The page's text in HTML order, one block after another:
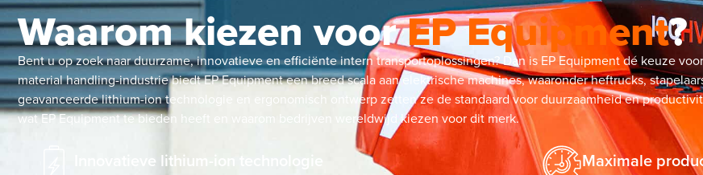
Waarom kiezen voorEP Equipment?
Bent u op zoek naar duurzame, innovatieve en efficiënte intern transportoplossingen? Dan is EP Equipment dé keuze
material handling-industrie biedt EP Equipment een breed scala aan elektrische machines, waaronder heftrucks,
geavanceerde lithium-ion technologie en ergonomisch ontwerp zetten ze de standaard voor duurzaamheid en
wat EP Equipment te bieden heeft en waarom bedrijven wereldwijd kiezen voor dit merk.
Innovatieve lithium-ion technologie Maximale